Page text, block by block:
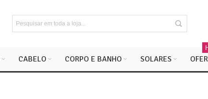
CABELO CORPO E BANHO SOLARES